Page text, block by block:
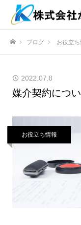
ブログ お役立
2022.07.8
媒介契約につ
お役立ち情報